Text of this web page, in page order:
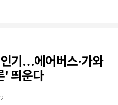
기…에어버스·가와
' 띄운다